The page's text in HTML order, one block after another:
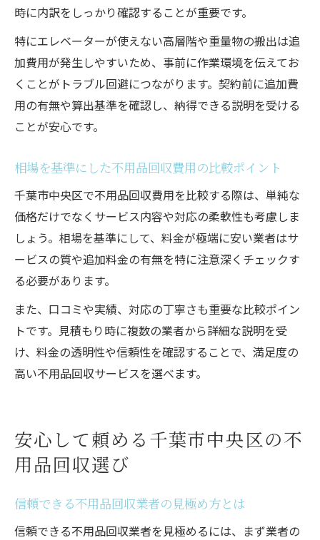
時に内訳をしっかり確認することが重要です。
特にエレベーターが使えない高層階や重量物の搬出は追
加費用が発生しやすいため、事前に作業環境を伝えてお
くことがトラブル回避につながります。契約前に追加費
用の有無や算出基準を確認し、納得できる説明を受ける
ことが安心です。
相場を基準にした不用品回収費用の比較ポイント
千葉市中央区で不用品回収費用を比較する際は、単純な
価格だけでなくサービス内容や対応の柔軟性も考慮しま
しょう。相場を基準にして、料金が極端に安い業者はサ
ービスの質や追加料金の有無を特に注意深くチェックす
る必要があります。
また、口コミや実績、対応の丁寧さも重要な比較ポイン
トです。見積もり時に複数の業者から詳細な説明を受
け、料金の透明性や信頼性を確認することで、満足度の
高い不用品回収サービスを選べます。
安心して頼める千葉市中央区の不
用品回収選び
信頼できる不用品回収業者の見極め方とは
信頼できる不用品回収業者を見極めるには、まず業者の